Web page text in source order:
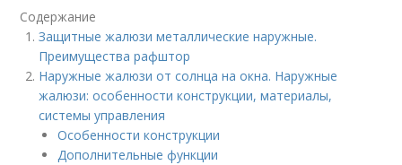
Содержание
Защитные жалюзи металлические наружные.
Преимущества рафштор
Наружные жалюзи от солнца на окна. Наружные
жалюзи: особенности конструкции, материалы,
системы управления
Особенности конструкции
Дополнительные функции